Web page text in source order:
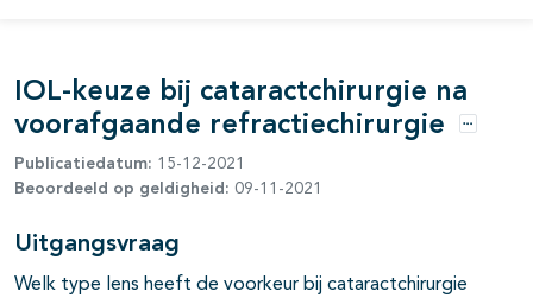
open- en dichtklappen
open- en dichtklappen
IOL-keuze bij cataractchirurgie na
voorafgaande refractiechirurgie
Opties
Publicatiedatum: 15-12-2021
Beoordeeld op geldigheid: 09-11-2021
Uitgangsvraag
Welk type lens heeft de voorkeur bij cataractchirurgie